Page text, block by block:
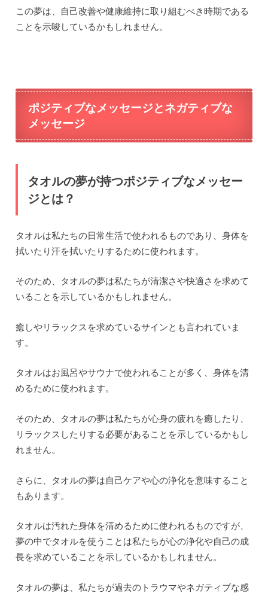
この夢は、自己改善や健康維持に取り組むべき時期である
ことを示唆しているかもしれません。
ポジティブなメッセージとネガティブな
メッセージ
タオルの夢が持つポジティブなメッセー
ジとは？
タオルは私たちの日常生活で使われるものであり、身体を
拭いたり汗を拭いたりするために使われます。
そのため、タオルの夢は私たちが清潔さや快適さを求めて
いることを示しているかもしれません。
癒しやリラックスを求めているサインとも言われていま
す。
タオルはお風呂やサウナで使われることが多く、身体を清
めるために使われます。
そのため、タオルの夢は私たちが心身の疲れを癒したり、
リラックスしたりする必要があることを示しているかもし
れません。
さらに、タオルの夢は自己ケアや心の浄化を意味すること
もあります。
タオルは汚れた身体を清めるために使われるものですが、
夢の中でタオルを使うことは私たちが心の浄化や自己の成
長を求めていることを示しているかもしれません。
タオルの夢は、私たちが過去のトラウマやネガティブな感